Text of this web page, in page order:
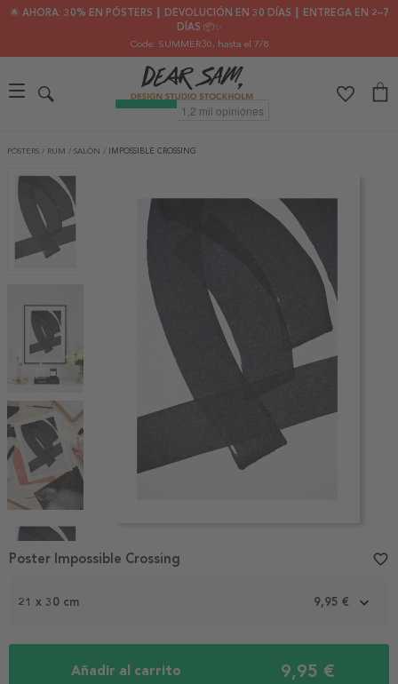
🌟 AHORA: 30% EN PÓSTERS ┃ DEVOLUCIÓN EN 30 DÍAS ┃ ENTREGA EN 2–7
DÍAS 📦✨
Code: SUMMER30, hasta el 7/8
PÓSTERS / RUM / SALÓN / IMPOSSIBLE CROSSING
1
21 x 30 cm 9,95 €
Añadir al carrito 9,95 €
Poster Impossible Crossing favorite_border